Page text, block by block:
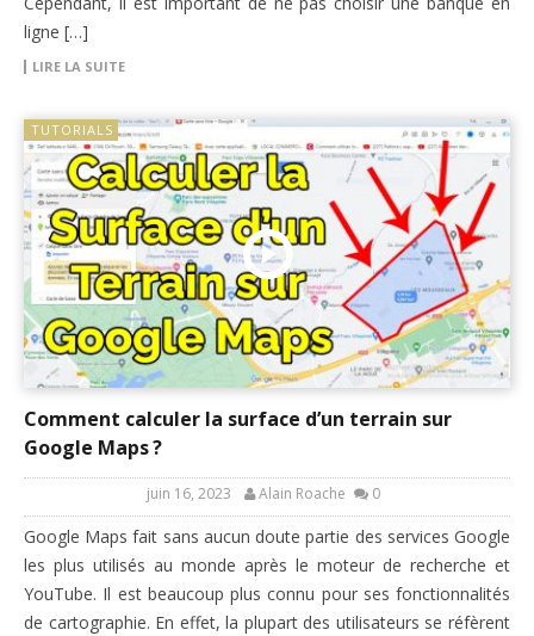
ligne […]
LIRE LA SUITE
TUTORIALS
Comment calculer la surface d’un terrain sur
Google Maps ?
juin 16, 2023 Alain Roache 0
Google Maps fait sans aucun doute partie des services Google
les plus utilisés au monde après le moteur de recherche et
YouTube. Il est beaucoup plus connu pour ses fonctionnalités
de cartographie. En effet, la plupart des utilisateurs se réfèrent